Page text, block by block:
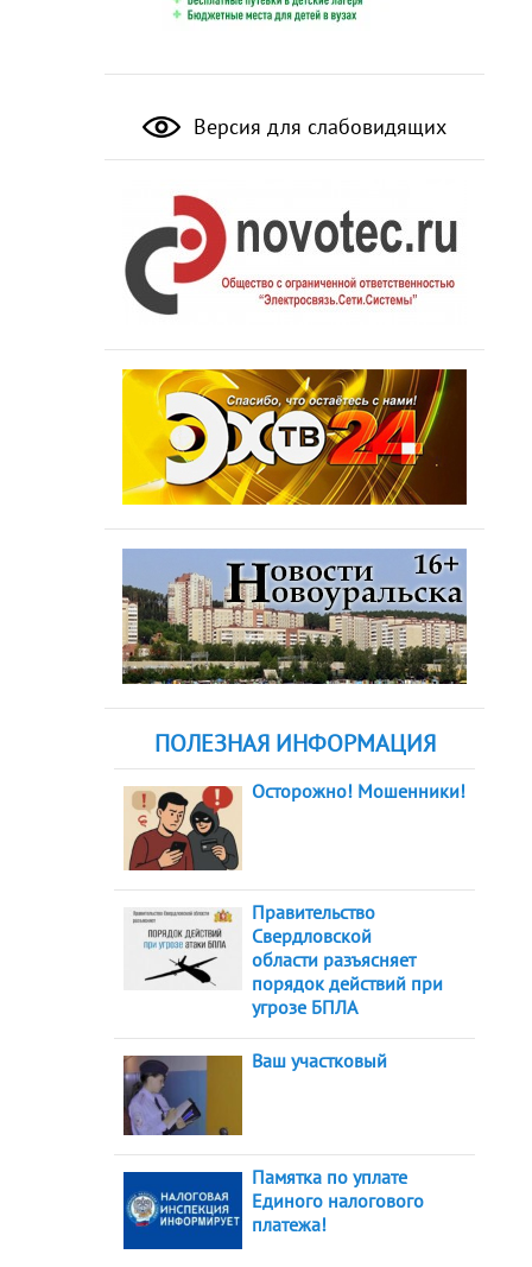
Версия для слабовидящих
ПОЛЕЗНАЯ ИНФОРМАЦИЯ
Осторожно! Мошенники!
Правительство
Свердловской
области разъясняет
порядок действий при
угрозе БПЛА
Ваш участковый
Памятка по уплате
Единого налогового
платежа!